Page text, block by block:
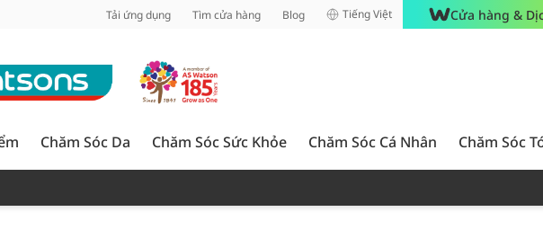
Tải ứng dụng Tìm cửa hàng Blog Tiếng Việt Cửa hàng &
Chăm Sóc Da Chăm Sóc Sức Khỏe Chăm Sóc Cá Nhân Chăm Sóc